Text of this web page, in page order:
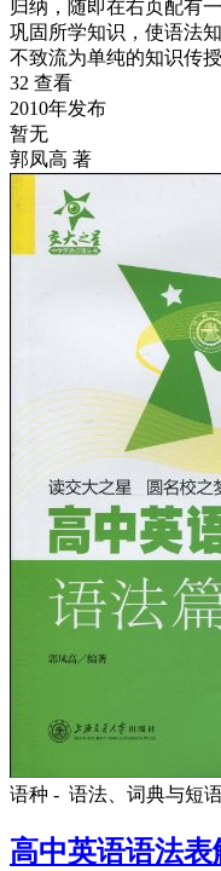
归纳，随即在右页配有
巩固所学知识，使语法
不致流为单纯的知识传授
32 查看
2010年发布
暂无
郭凤高 著
语种 - 语法、词典与短
高中英语语法表